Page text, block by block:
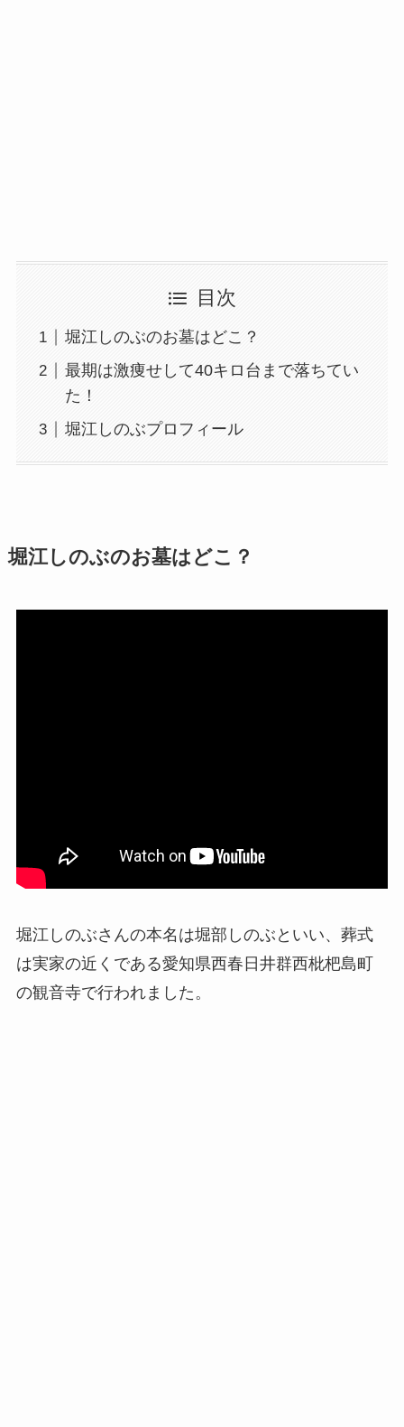
目次
堀江しのぶのお墓はどこ？
最期は激痩せして40キロ台まで落ちてい
た！
堀江しのぶプロフィール
堀江しのぶのお墓はどこ？
堀江しのぶさんの本名は堀部しのぶといい、葬式
は実家の近くである愛知県西春日井群西枇杷島町
の観音寺で行われました。